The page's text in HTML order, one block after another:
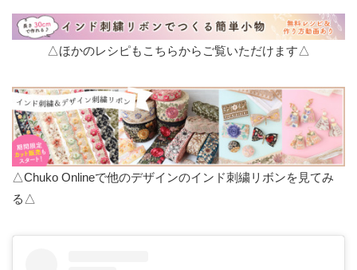
△ほかのレシピもこちらからご覧いただけます△
△Chuko Onlineで他のデザインのインド刺繍リボンを見てみ
る△